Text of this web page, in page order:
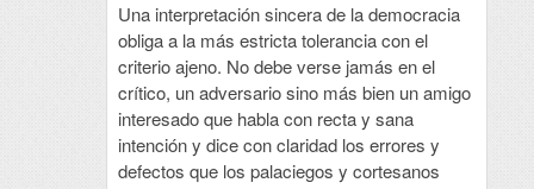
Una interpretación sincera de la democracia
obliga a la más estricta tolerancia con el
criterio ajeno. No debe verse jamás en el
crítico, un adversario sino más bien un amigo
interesado que habla con recta y sana
intención y dice con claridad los errores y
defectos que los palaciegos y cortesanos